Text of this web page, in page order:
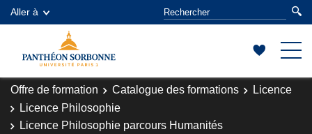
Aller à
Offre de formation Catalogue des formations
Licence
Licence Philosophie
Licence Philosophie parcours Humanités